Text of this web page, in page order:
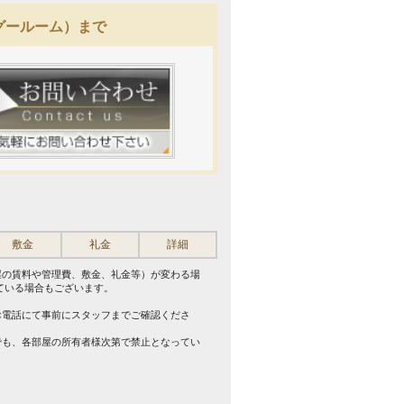
ールーム）まで
敷金 礼金 詳細
賃料や管理費、敷金、礼金等）が変わる場
る場合もございます。
話にて事前にスタッフまでご確認くださ
、各部屋の所有者様次第で禁止となってい